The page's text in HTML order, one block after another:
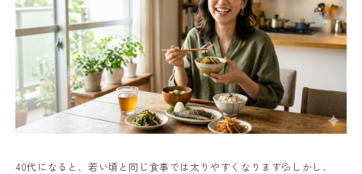
40代になると、若い頃と同じ食事では太りやすくなります💦 しかし、